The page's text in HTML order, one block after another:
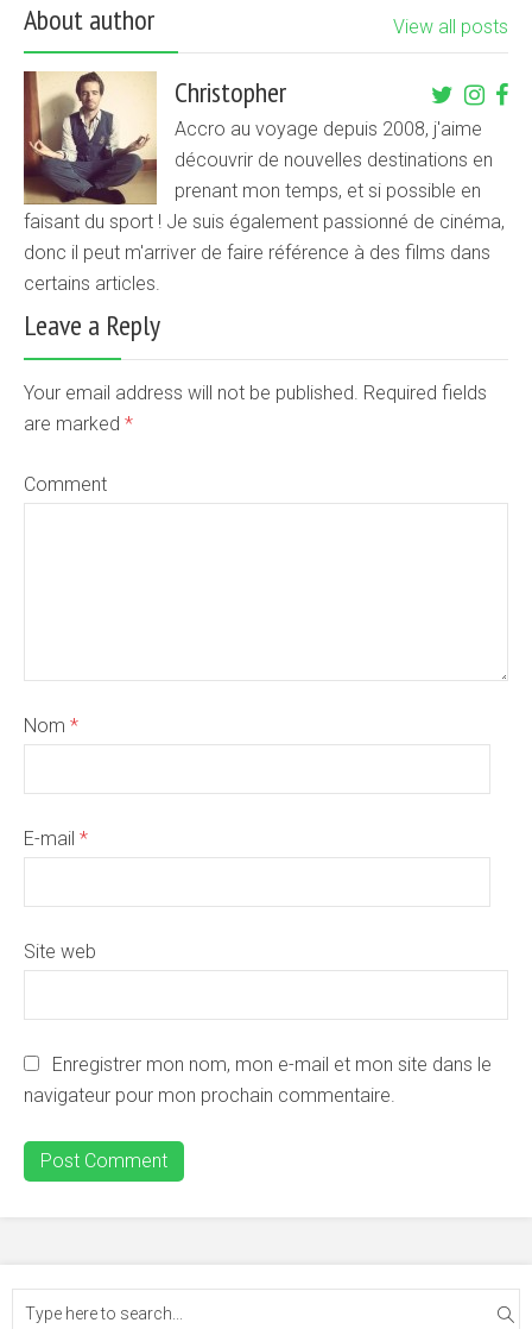
About author View all posts
Christopher
Accro au voyage depuis 2008, j'aime
découvrir de nouvelles destinations en
prenant mon temps, et si possible en
faisant du sport ! Je suis également passionné de cinéma,
donc il peut m'arriver de faire référence à des films dans
certains articles.
Leave a Reply
Your email address will not be published. Required fields
are marked *
Comment
Nom *
E-mail *
Site web
Enregistrer mon nom, mon e-mail et mon site dans le
navigateur pour mon prochain commentaire.